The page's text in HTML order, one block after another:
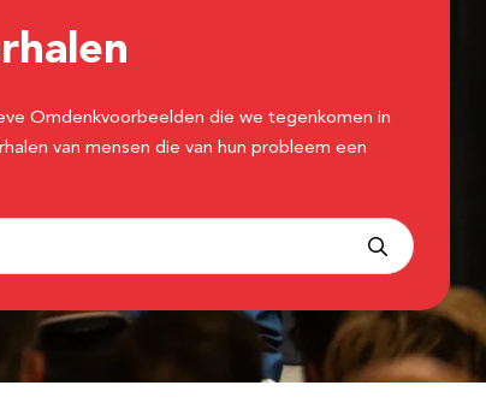
Omdenkvoorbeelden die we tegenkomen in
van mensen die van hun probleem een